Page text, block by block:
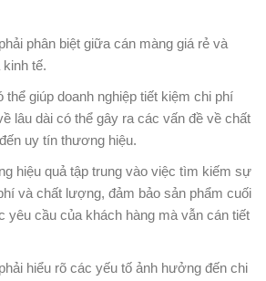
phân biệt giữa cán màng giá rẻ và
tế.
thể giúp doanh nghiệp tiết kiệm chi phí
lâu dài có thể gây ra các vấn đề về chất
uy tín thương hiệu.
hiệu quả tập trung vào việc tìm kiếm sự
và chất lượng, đảm bảo sản phẩm cuối
yêu cầu của khách hàng mà vẫn cán tiết
hiểu rõ các yếu tố ảnh hưởng đến chi